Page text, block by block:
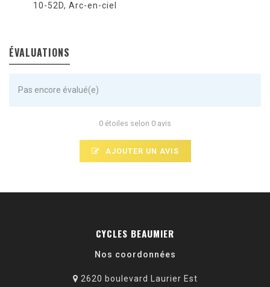
10-52D, Arc-en-ciel
ÉVALUATIONS
Pas encore évalué(e)
0 étoiles selon 0 avis
AJOUTER UN AVIS
CYCLES BEAUMIER
Nos coordonnées
2620 boulevard Laurier Est